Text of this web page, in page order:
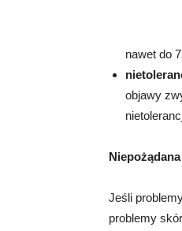
nawet do
objawy
Jeśli
problemy